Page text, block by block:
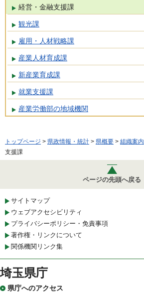
経営・金融支援課
観光課
雇用・人材戦略課
産業人材育成課
新産業育成課
就業支援課
産業労働部の地域機関
トップページ > 県政情報・統計 > 県概要 > 組織案内
支援課
ページの先頭へ戻る
サイトマップ
ウェブアクセシビリティ
プライバシーポリシー・免責事項
著作権・リンクについて
関係機関リンク集
埼玉県庁
県庁へのアクセス